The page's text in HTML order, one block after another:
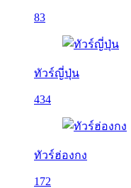
83
ทัวร์ญี่ปุ่น
434
ทัวร์ฮ่องกง
172